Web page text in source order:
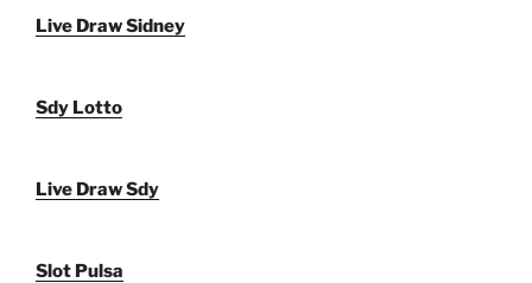
Live Draw Sidney
Sdy Lotto
Live Draw Sdy
Slot Pulsa